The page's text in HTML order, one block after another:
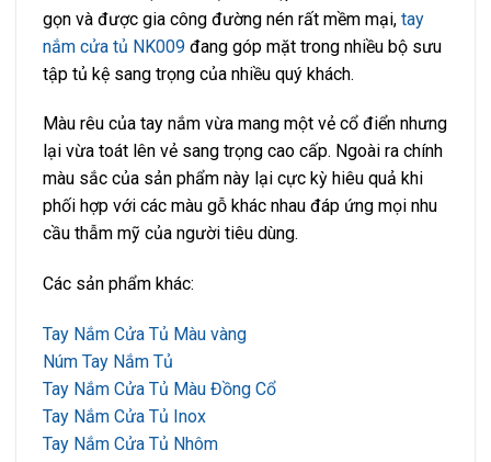
gọn và được gia công đường nén rất mềm mại, tay
nắm cửa tủ NK009 đang góp mặt trong nhiều bộ sưu
tập tủ kệ sang trọng của nhiều quý khách.
Màu rêu của tay nắm vừa mang một vẻ cổ điển nhưng
lại vừa toát lên vẻ sang trọng cao cấp. Ngoài ra chính
màu sắc của sản phẩm này lại cực kỳ hiêu quả khi
phối hợp với các màu gỗ khác nhau đáp ứng mọi nhu
cầu thẫm mỹ của người tiêu dùng.
Các sản phẩm khác:
Tay Nắm Cửa Tủ Màu vàng
Núm Tay Nắm Tủ
Tay Nắm Cửa Tủ Màu Đồng Cổ
Tay Nắm Cửa Tủ Inox
Tay Nắm Cửa Tủ Nhôm